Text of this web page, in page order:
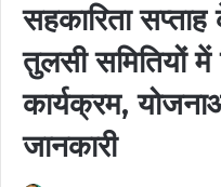
सहकारिता
तुलसी समितियों
कार्यक्रम,
जानकारी